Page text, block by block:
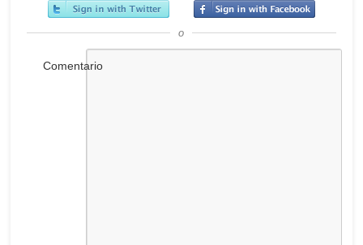
o
Comentario